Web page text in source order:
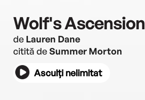
Wolf's Ascension
de Lauren Dane
citită deSummer Morton
Asculți nelimitat